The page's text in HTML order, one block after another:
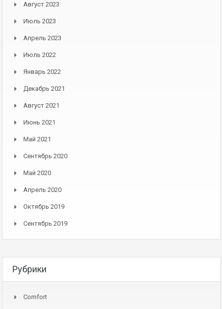
Август 2023
Июль 2023
Апрель 2023
Июль 2022
Январь 2022
Декабрь 2021
Август 2021
Июнь 2021
Май 2021
Сентябрь 2020
Май 2020
Апрель 2020
Октябрь 2019
Сентябрь 2019
Рубрики
Comfort